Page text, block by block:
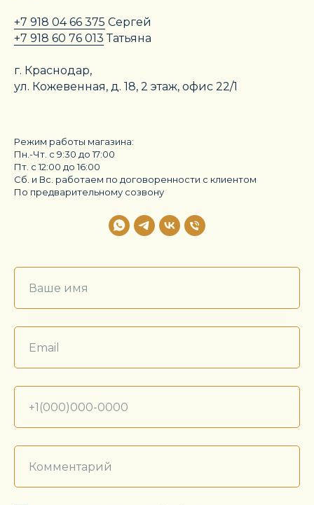
+7 918 04 66 375 Сергей
+7 918 60 76 013 Татьяна
г. Краснодар,
ул. Кожевенная, д. 18, 2 этаж, офис 22/1
Режим работы магазина:
Пн.-Чт. с 9:30 до 17:00
Пт. с 12:00 до 16:00
Сб. и Вс. работаем по договоренности с клиентом
По предварительному созвону